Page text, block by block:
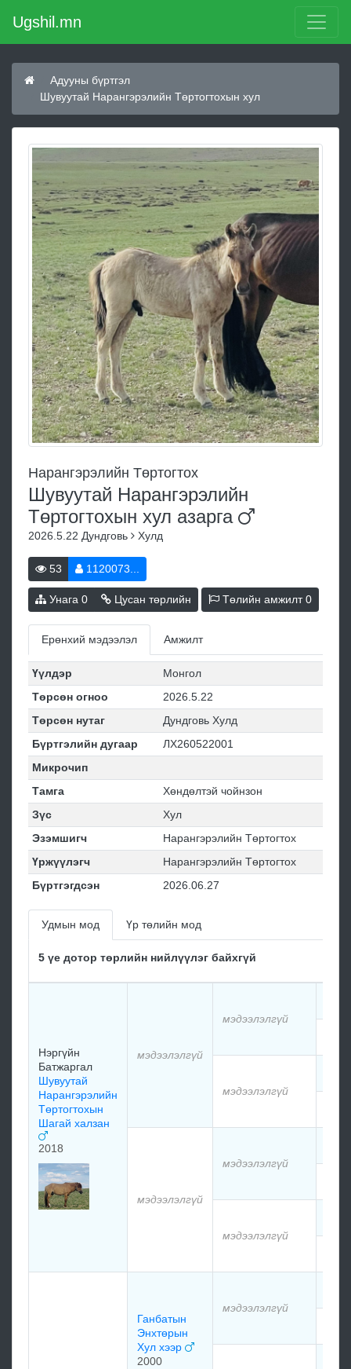
Ugshil.mn
Адууны бүртгэл
Шувуутай Нарангэрэлийн Төртогтохын хул
Нарангэрэлийн Төртогтох
Шувуутай Нарангэрэлийн
Төртогтохын хул азарга
2026.5.22 Дундговь Хулд
53 1120073...
Унага 0 Цусан төрлийн Төлийн амжилт0
Ерөнхий мэдээлэл Амжилт
Үүлдэр
Монгол
Төрсөн огноо
2026.5.22
Төрсөн нутаг
Дундговь Хулд
Бүртгэлийн дугаар
ЛХ260522001
Микрочип
Тамга
Хөндөлтэй чойнзон
Зүс
Хул
Эзэмшигч
Нарангэрэлийн Төртогтох
Үржүүлэгч
Нарангэрэлийн Төртогтох
Бүртгэгдсэн
2026.06.27
Удмын мод Үр төлийн мод
5 үе дотор төрлийн нийлүүлэг байхгүй
Нэргүйн
Батжаргал
Шувуутай
Нарангэрэлийн
Төртогтохын
Шагай халзан
2018
мэдээлэлгүй
мэдээлэлгүй
мэдээлэлгүй
мэдээлэлгүй
мэдээлэлгүй
мэдээлэлгүй
Ганбатын
Энхтөрын
Хул хээр
2000
мэдээлэлгүй